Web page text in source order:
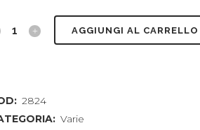
AGGIUNGI AL CARRELLO
2824
Varie